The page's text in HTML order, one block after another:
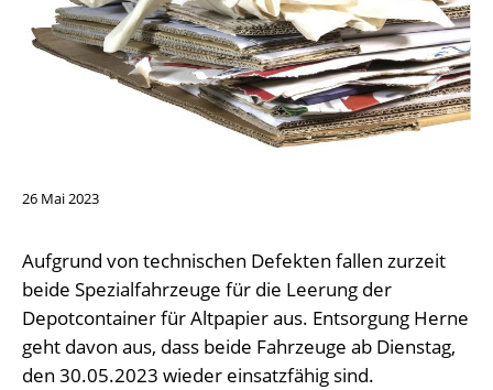
26 Mai2023
Aufgrund von technischen Defekten fallen zurzeit
beide Spezialfahrzeuge für die Leerung der
Depotcontainer für Altpapier aus. Entsorgung Herne
geht davon aus, dass beide Fahrzeuge ab Dienstag,
den 30.05.2023 wieder einsatzfähig sind.